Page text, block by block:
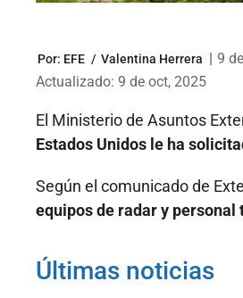
Por: EFE / Valentina Herrera | 9
Actualizado: 9 de oct, 2025
El Ministerio de Asuntos
Estados Unidos le ha
Según el comunicado de
equipos de radar y
Últimas noticias